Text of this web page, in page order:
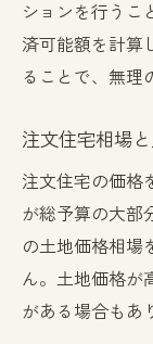
向
愛知
注文
注文
化
注文
説
ションを行うこ
済可能額を計算
ることで、無理
注文住宅相場
注文住宅の価格
が総予算の大部
の土地価格相場
ん。土地価格が
がある場合もあ